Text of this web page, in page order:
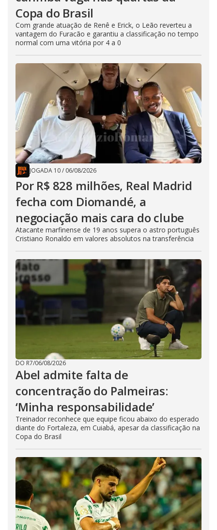
Copa do Brasil
Com grande atuação de Renê e Erick, o Leão reverteu a
vantagem do Furacão e garantiu a classificação no tempo
normal com uma vitória por 4 a 0
JOGADA 10/ 06/08/2026
Por R$ 828 milhões, Real Madrid
fecha com Diomandé, a
negociação mais cara do clube
Atacante marfinense de 19 anos supera o astro português
Cristiano Ronaldo em valores absolutos na transferência
DO R7/06/08/2026
Abel admite falta de
concentração do Palmeiras:
‘Minha responsabilidade’
Treinador reconhece que equipe ficou abaixo do esperado
diante do Fortaleza, em Cuiabá, apesar da classificação na
Copa do Brasil